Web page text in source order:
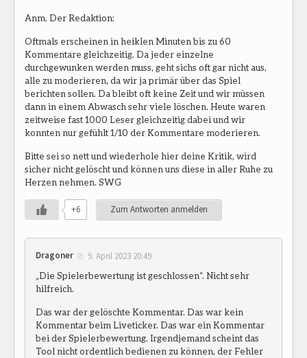
Anm. Der Redaktion:
Oftmals erscheinen in heiklen Minuten bis zu 60
Kommentare gleichzeitig. Da jeder einzelne
durchgewunken werden muss, geht sichs oft gar nicht aus,
alle zu moderieren, da wir ja primär über das Spiel
berichten sollen. Da bleibt oft keine Zeit und wir müssen
dann in einem Abwasch sehr viele löschen. Heute waren
zeitweise fast 1000 Leser gleichzeitig dabei und wir
konnten nur gefühlt 1/10 der Kommentare moderieren.
Bitte sei so nett und wiederhole hier deine Kritik, wird
sicher nicht gelöscht und können uns diese in aller Ruhe zu
Herzen nehmen. SWG
+6 Zum Antworten anmelden
Dragoner 9. April 2023 20:49
„Die Spielerbewertung ist geschlossen“. Nicht sehr
hilfreich.
Das war der gelöschte Kommentar. Das war kein
Kommentar beim Liveticker. Das war ein Kommentar
bei der Spielerbewertung. Irgendjemand scheint das
Tool nicht ordentlich bedienen zu können, der Fehler